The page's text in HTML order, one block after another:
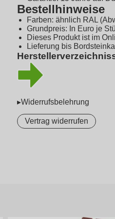
Bestellhinweise
Farben: ähnlich RAL
Grundpreis: In Euro je
Dieses Produkt ist im
Lieferung bis
▸Widerrufsbelehrung
Vertrag widerrufen